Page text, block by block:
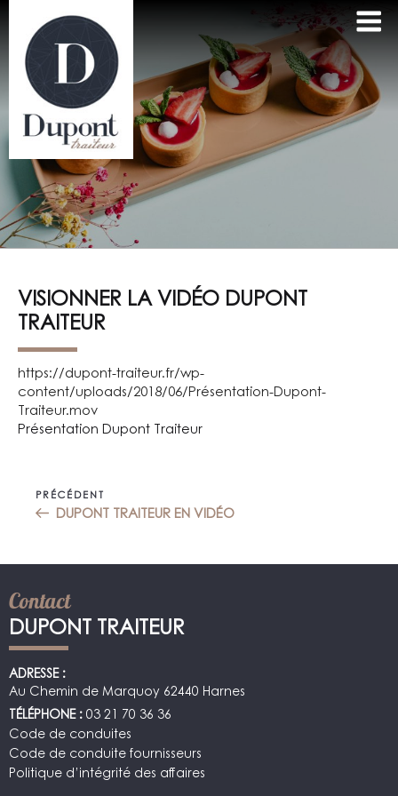
contenu
principal
VISIONNER LA VIDÉO DUPONT
TRAITEUR
https://dupont-traiteur.fr/wp-
content/uploads/2018/06/Présentation-Dupont-
Traiteur.mov
Présentation Dupont Traiteur
Navigation
de
Article
précédent
PRÉCÉDENT
DUPONT TRAITEUR EN VIDÉO
Contact
DUPONT TRAITEUR
ADRESSE :
Au Chemin de Marquoy 62440 Harnes
TÉLÉPHONE : 03 21 70 36 36
Code de conduites
Code de conduite fournisseurs
Politique d’intégrité des affaires